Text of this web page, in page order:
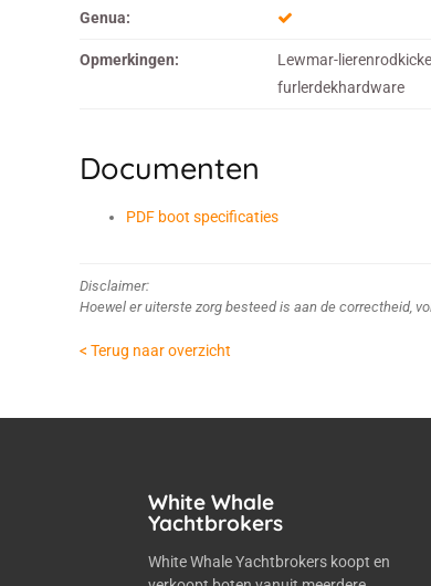
Genua:
Opmerkingen:
Lewmar-
furlerdekhardware
Documenten
PDF boot specificaties
Disclaimer:
Hoewel er uiterste zorg besteed is aan de correctheid,
< Terug naar overzicht
White Whale
Yachtbrokers
White Whale Yachtbrokers koopt en